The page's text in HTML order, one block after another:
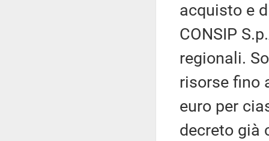
acquisto e
CONSIP
regionali.
risorse fino
euro per
decreto già